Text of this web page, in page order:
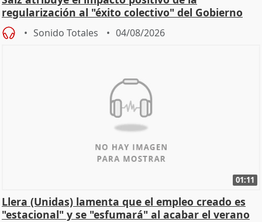
regularización al "éxito colectivo" del Gobierno
Sonido Totales 04/08/2026
01:11
Llera (Unidas) lamenta que el empleo creado es
"estacional" y se "esfumará" al acabar el verano